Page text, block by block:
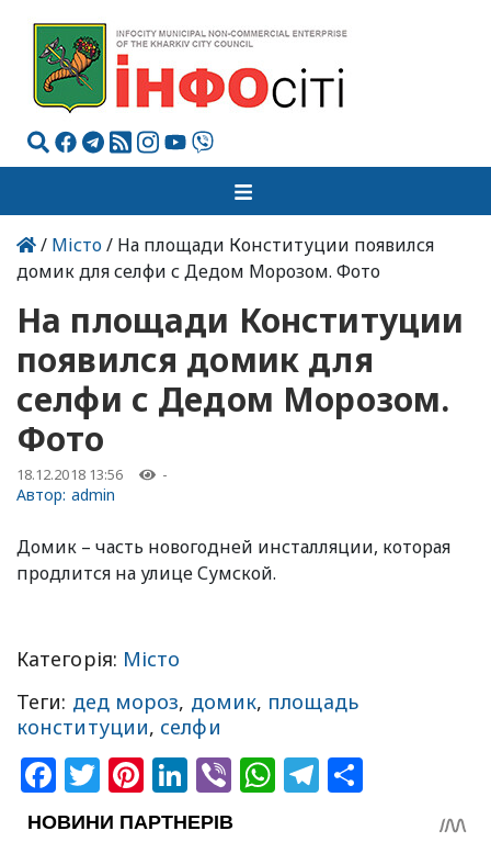
/ Місто/ На площади Конституции появился
домик для селфи с Дедом Морозом. Фото
На площади Конституции
появился домик для
селфи с Дедом Морозом.
Фото
18.12.2018 13:56 -
Автор: admin
Домик – часть новогодней инсталляции, которая
продлится на улице Сумской.
Категорія: Місто
Теги: дед мороз, домик, площадь
конституции, селфи
Facebook
Twitter
Pinterest
LinkedIn
ViberWhatsApp
Telegram